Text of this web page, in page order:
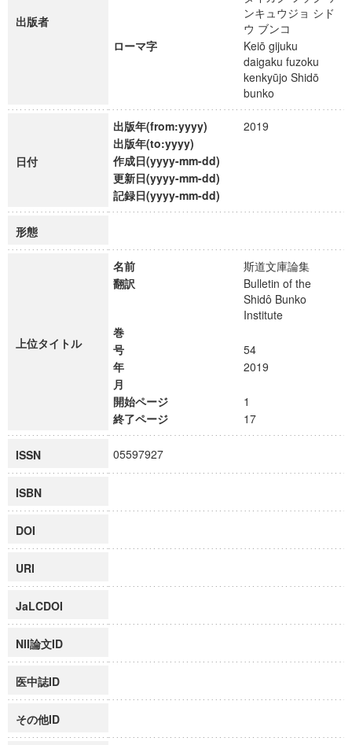
出版者
ンキュウジョ シド
ウ ブンコ
ローマ字
Keiō gijuku
daigaku fuzoku
kenkyūjo Shidō
bunko
日付
出版年(from:yyyy)
2019
出版年(to:yyyy)
作成日(yyyy-mm-dd)
更新日(yyyy-mm-dd)
記録日(yyyy-mm-dd)
形態
上位タイトル
名前
斯道文庫論集
翻訳
Bulletin of the
Shidô Bunko
Institute
巻
号
54
年
2019
月
開始ページ
1
終了ページ
17
ISSN 05597927
ISBN
DOI
URI
JaLCDOI
NII論文ID
医中誌ID
その他ID